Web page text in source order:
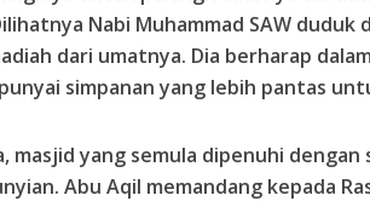
Nabi Muhammad SAW
dari umatnya. Dia berharap
simpanan yang lebih pantas
masjid yang semula dipenuhi dengan
Abu Aqil memandang kepada